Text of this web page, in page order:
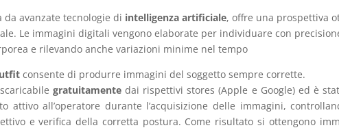
da avanzate tecnologie di intelligenza artificiale, offre una prospettiva
Le immagini digitali vengono elaborate per individuare con
e rilevando anche variazioni minime nel tempo
consente di produrre immagini del soggetto sempre corrette.
gratuitamente dai rispettivi stores (Apple e Google) ed è
attivo all’operatore durante l’acquisizione delle immagini,
e verifica della corretta postura. Come risultato si ottengono